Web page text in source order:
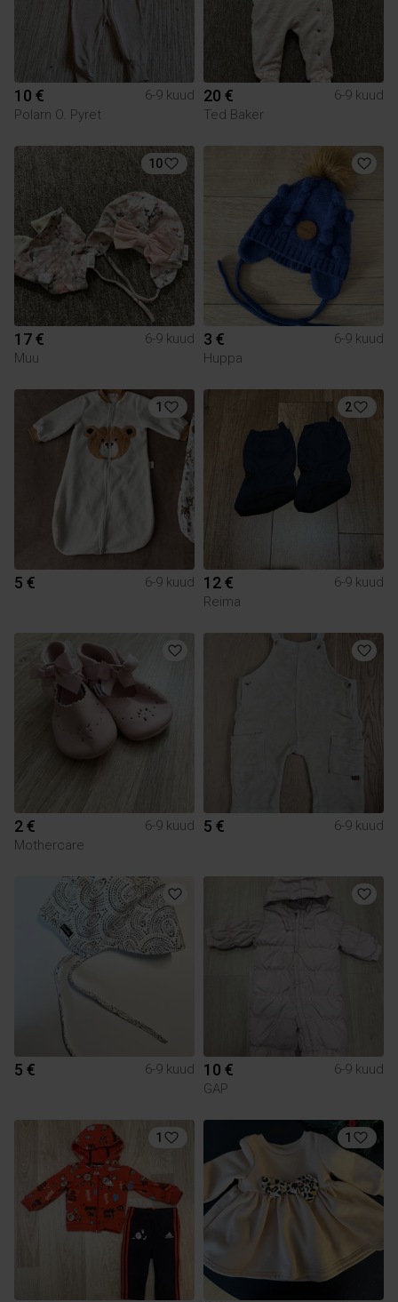
10 €
6-9 kuud
Polarn O. Pyret
20 €
6-9 kuud
Ted Baker
10
17 €
6-9 kuud
Muu
3 €
6-9 kuud
Huppa
1
5 € 6-9 kuud
2
12 €
6-9 kuud
Reima
2 €
6-9 kuud
Mothercare
5 € 6-9 kuud
5 € 6-9 kuud 10 €
6-9 kuud
GAP
1 1